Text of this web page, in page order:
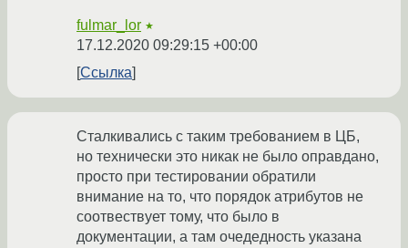
fulmar_lor ★
17.12.2020 09:29:15 +00:00
Ссылка
Сталкивались с таким требованием в ЦБ,
но технически это никак не было оправдано,
просто при тестировании обратили
внимание на то, что порядок атрибутов не
соотвествует тому, что было в
документации, а там очедедность указана